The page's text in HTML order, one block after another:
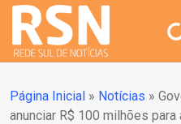
Página Inicial » Notícias »
anunciar R$ 100 milhões para